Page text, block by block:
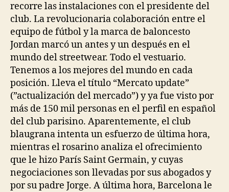
recorre las instalaciones con el presidente del
club. La revolucionaria colaboración entre el
equipo de fútbol y la marca de baloncesto
Jordan marcó un antes y un después en el
mundo del streetwear. Todo el vestuario.
Tenemos a los mejores del mundo en cada
posición. Lleva el título “Mercato update”
(”actualización del mercado”) y ya fue visto por
más de 150 mil personas en el perfil en español
del club parisino. Aparentemente, el club
blaugrana intenta un esfuerzo de última hora,
mientras el rosarino analiza el ofrecimiento
que le hizo París Saint Germain, y cuyas
negociaciones son llevadas por sus abogados y
por su padre Jorge. A última hora, Barcelona le